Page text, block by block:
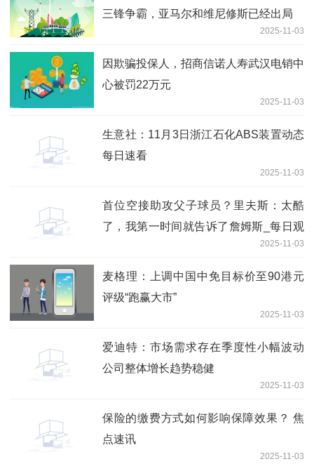
三锋争霸，亚马尔和维尼修斯已经出局
2025-11-03
因欺骗投保人，招商信诺人寿武汉电销中
心被罚22万元
2025-11-03
生意社：11月3日浙江石化ABS装置动态
每日速看
2025-11-03
首位空接助攻父子球员？里夫斯：太酷
了，我第一时间就告诉了詹姆斯_每日观
2025-11-03
麦格理：上调中国中免目标价至90港元
评级“跑赢大市”
2025-11-03
爱迪特：市场需求存在季度性小幅波动
公司整体增长趋势稳健
2025-11-03
保险的缴费方式如何影响保障效果？ 焦
点速讯
2025-11-03